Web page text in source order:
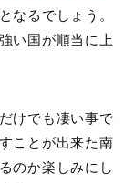
なるでしょう。
い国が順当に上
けでも凄い事で
ことが出来た南
のか楽しみにし